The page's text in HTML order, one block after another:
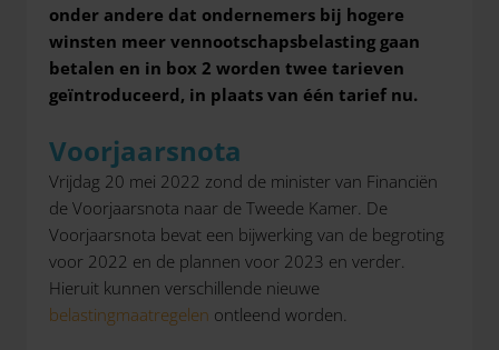
onder andere dat ondernemers bij hogere
winsten meer vennootschapsbelasting gaan
betalen en in box 2 worden twee tarieven
geïntroduceerd, in plaats van één tarief nu.
Voorjaarsnota
Vrijdag 20 mei 2022 zond de minister van Financiën
de Voorjaarsnota naar de Tweede Kamer. De
Voorjaarsnota bevat een bijwerking van de begroting
voor 2022 en de plannen voor 2023 en verder.
Hieruit kunnen verschillende nieuwe
belastingmaatregelen ontleend worden.